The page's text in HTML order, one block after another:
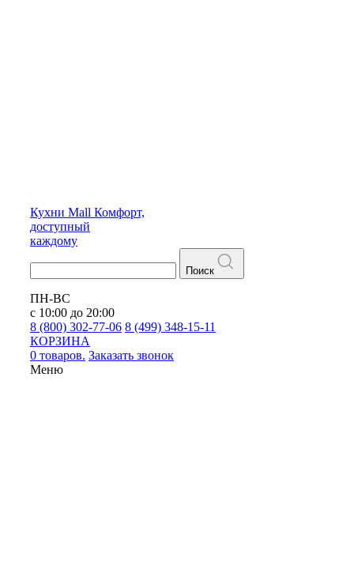
Кухни Mall Комфорт,
доступный
каждому
Поиск
ПН-ВС
с 10:00 до 20:00
8 (800) 302-77-06 8 (499) 348-15-11
КОРЗИНА
0 товаров. Заказать звонок
Меню